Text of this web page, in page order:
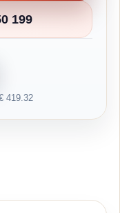
199
419.32